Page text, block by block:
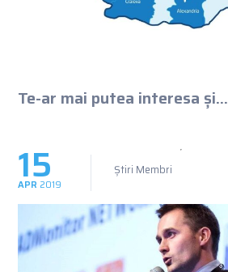
Te-ar mai putea interesa și...
15
APR 2019
Știri Membri